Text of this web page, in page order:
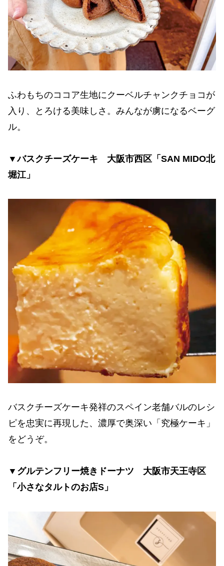
ふわもちのココア生地にクーベルチャンクチョコが
入り、とろける美味しさ。みんなが虜になるベーグ
ル。
▼バスクチーズケーキ 大阪市西区「SAN MIDO北
堀江」
バスクチーズケーキ発祥のスペイン老舗バルのレシ
ピを忠実に再現した、濃厚で奥深い「究極ケーキ」
をどうぞ。
▼グルテンフリー焼きドーナツ 大阪市天王寺区
「小さなタルトのお店S」